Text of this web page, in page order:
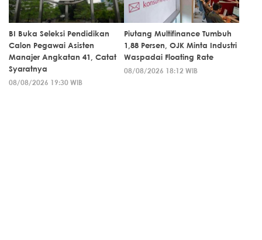
BI Buka Seleksi Pendidikan
Calon Pegawai Asisten
Manajer Angkatan 41, Catat
Syaratnya
08/08/2026 19:30 WIB
Piutang Multifinance Tumbuh
1,88 Persen, OJK Minta Industri
Waspadai Floating Rate
08/08/2026 18:12 WIB